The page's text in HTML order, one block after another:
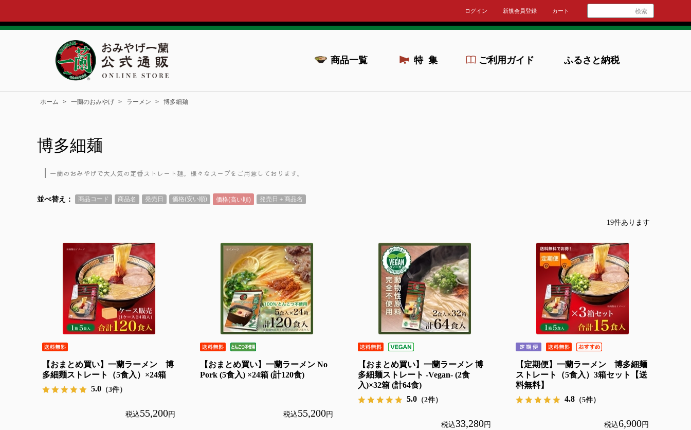
ログイン 新規会員登録 カート 検索
商品一覧 特集 ご利用ガイド ふるさと納税
ホーム > 一蘭のおみやげ > ラーメン > 博多細麺
博多細麺
一蘭のおみやげで大人気の定番ストレート麺。様々なスープをご用意しております。
並べ替え： 商品コード 商品名 発売日 価格(安い順) 価格(高い順) 発売日＋商品名
19件あります
【おまとめ買い】一蘭ラーメン 博
多細麺ストレート（5食入）×24箱
5.0 （3件）
税込55,200円
【おまとめ買い】一蘭ラーメン No
Pork (5食入) ×24箱 (計120食)
税込55,200円
【おまとめ買い】一蘭ラーメン 博
多細麺ストレート -Vegan- (2食
入)×32箱 (計64食)
5.0 （2件）
税込33,280円
【定期便】一蘭ラーメン 博多細麺
ストレート（5食入）3箱セット【送
料無料】
4.8 （5件）
税込6,900円